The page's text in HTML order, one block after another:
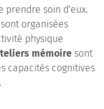
prendre soin d'eux.
sont organisées
physique
mémoire sont
capacités cognitives